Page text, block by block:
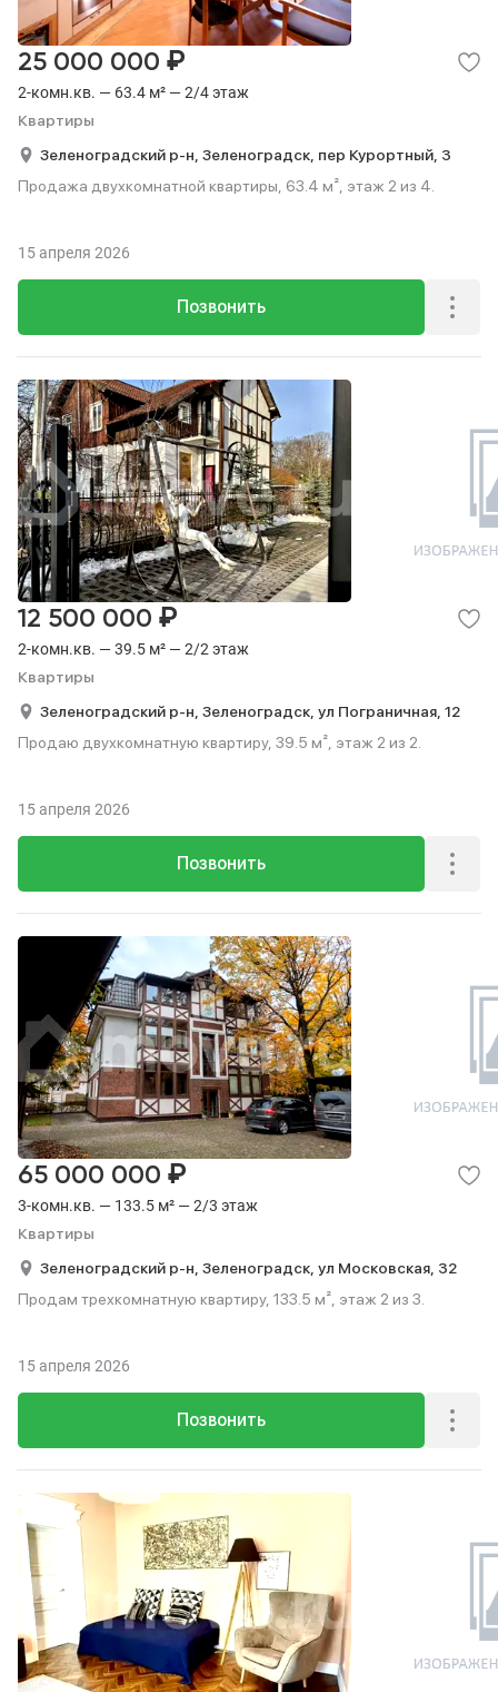
2-комн.кв. — 63.4 м² — 2/4 этаж
Квартиры
25 000 000 ₽
Зеленоградский р-н, Зеленоградск, пер Курортный, 3
Продажа двухкомнатной квартиры, 63.4 м², этаж 2 из 4.
Позвонить
15 апреля 2026
2-комн.кв. — 39.5 м² — 2/2 этаж
Квартиры
12 500 000 ₽
Зеленоградский р-н, Зеленоградск, ул Пограничная, 12
Продаю двухкомнатную квартиру, 39.5 м², этаж 2 из 2.
Позвонить
15 апреля 2026
3-комн.кв. — 133.5 м² — 2/3 этаж
Квартиры
65 000 000 ₽
Зеленоградский р-н, Зеленоградск, ул Московская, 32
Продам трехкомнатную квартиру, 133.5 м², этаж 2 из 3.
Позвонить
15 апреля 2026